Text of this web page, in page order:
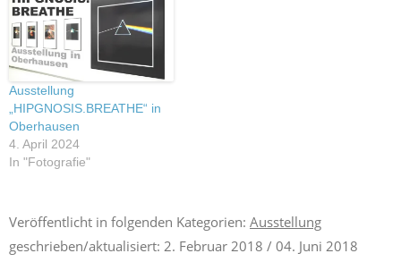
Ausstellung
„HIPGNOSIS.BREATHE“ in
Oberhausen
4. April 2024
In "Fotografie"
Veröffentlicht in folgenden Kategorien: Ausstellung
geschrieben/aktualisiert: 2. Februar 2018 / 04. Juni 2018